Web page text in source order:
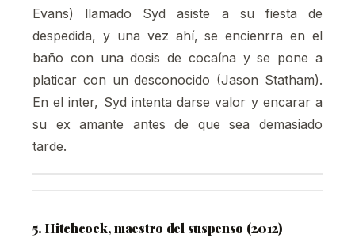
Evans) llamado Syd asiste a su fiesta de
despedida, y una vez ahí, se encienrra en el
baño con una dosis de cocaína y se pone a
platicar con un desconocido (Jason Statham).
En el inter, Syd intenta darse valor y encarar a
su ex amante antes de que sea demasiado
tarde.
5. Hitchcock, maestro del suspenso (2012)